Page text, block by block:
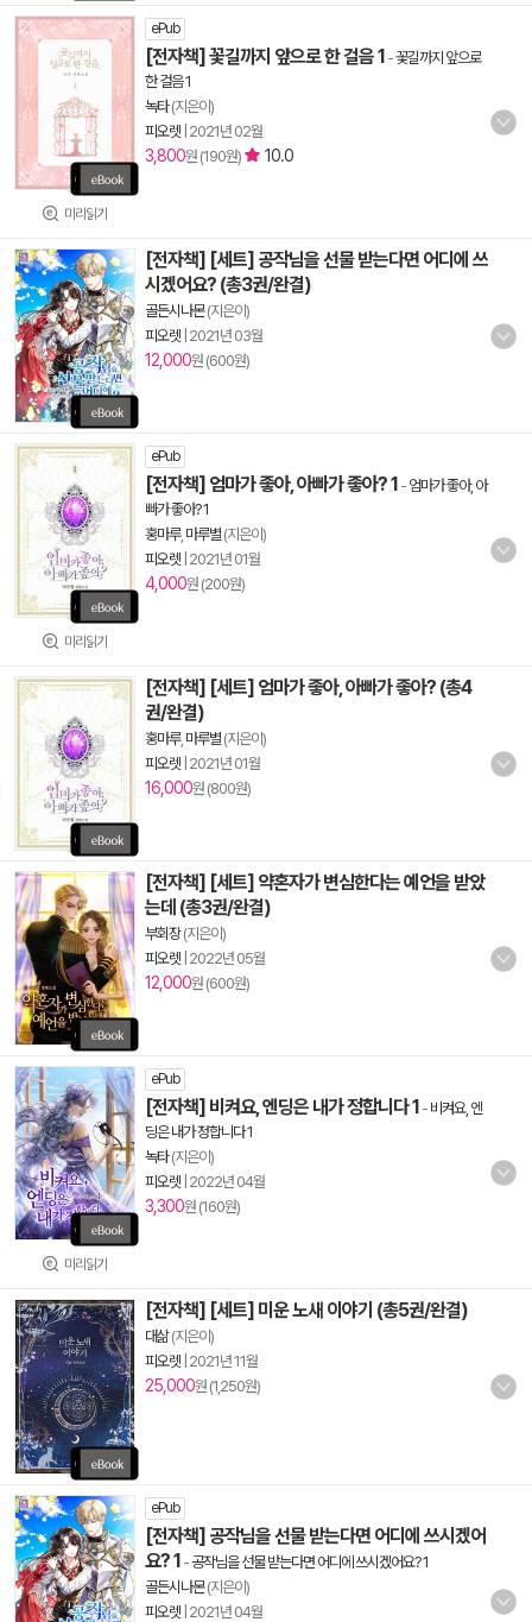
미리읽기
ePub
[전자책] 꽃길까지 앞으로 한 걸음 1 -꽃길까지 앞으로
한 걸음 1
녹타(지은이)
피오렛 2021년 02월
3,800원 (190원) 10.0
[전자책] [세트] 공작님을 선물 받는다면 어디에 쓰
시겠어요? (총3권/완결)
골든시나몬(지은이)
피오렛 2021년 03월
12,000원 (600원)
미리읽기
ePub
[전자책] 엄마가 좋아, 아빠가 좋아? 1 - 엄마가 좋아, 아
빠가 좋아? 1
홍마루, 마루별 (지은이)
피오렛 2021년 01월
4,000원 (200원)
[전자책] [세트] 엄마가 좋아, 아빠가 좋아? (총4
권/완결)
홍마루, 마루별 (지은이)
피오렛 2021년 01월
16,000원 (800원)
[전자책] [세트] 약혼자가 변심한다는 예언을 받았
는데 (총3권/완결)
부회장(지은이)
피오렛 2022년 05월
12,000원 (600원)
미리읽기
ePub
[전자책] 비켜요, 엔딩은 내가 정합니다 1 - 비켜요, 엔
딩은 내가 정합니다 1
녹타(지은이)
피오렛 2022년 04월
3,300원 (160원)
[전자책] [세트] 미운 노새 이야기 (총5권/완결)
대삶(지은이)
피오렛 2021년 11월
25,000원 (1,250원)
ePub
[전자책] 공작님을 선물 받는다면 어디에 쓰시겠어
요? 1 -공작님을 선물 받는다면 어디에 쓰시겠어요? 1
골든시나몬(지은이)
피오렛 2021년 04월